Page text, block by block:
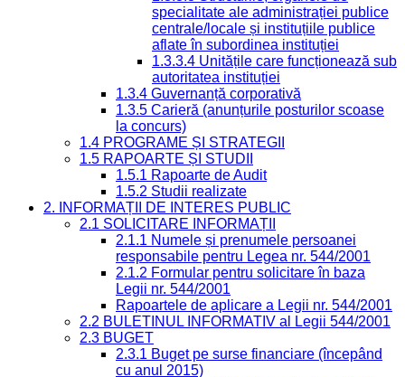
specialitate ale administrației publice
centrale/locale și instituțiile publice
aflate în subordinea instituției
1.3.3.4 Unitățile care funcționează sub
autoritatea instituției
1.3.4 Guvernanță corporativă
1.3.5 Carieră (anunțurile posturilor scoase
la concurs)
1.4 PROGRAME ȘI STRATEGII
1.5 RAPOARTE ȘI STUDII
1.5.1 Rapoarte de Audit
1.5.2 Studii realizate
2. INFORMAȚII DE INTERES PUBLIC
2.1 SOLICITARE INFORMAȚII
2.1.1 Numele și prenumele persoanei
responsabile pentru Legea nr. 544/2001
2.1.2 Formular pentru solicitare în baza
Legii nr. 544/2001
Rapoartele de aplicare a Legii nr. 544/2001
2.2 BULETINUL INFORMATIV al Legii 544/2001
2.3 BUGET
2.3.1 Buget pe surse financiare (începând
cu anul 2015)